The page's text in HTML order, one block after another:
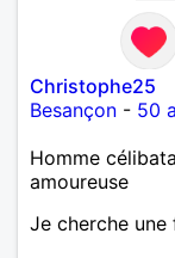
Christophe25
Besançon - 50
Homme
amoureuse
Je cherche